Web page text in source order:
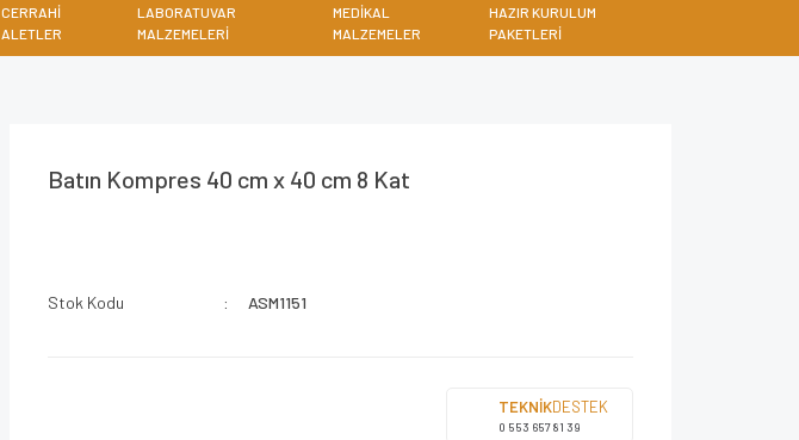
CERRAHİ
ALETLER
LABORATUVAR
MALZEMELERİ
MEDİKAL
MALZEMELER
HAZIR KURULUM
PAKETLERİ
Batın Kompres 40 cm x 40 cm 8 Kat
Stok Kodu ASM1151
TEKNİKDESTEK
0 553 657 81 39